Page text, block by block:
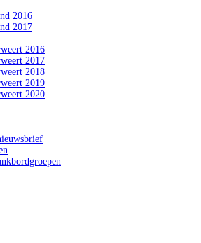
2016
2017
2016
2017
2018
2019
2020